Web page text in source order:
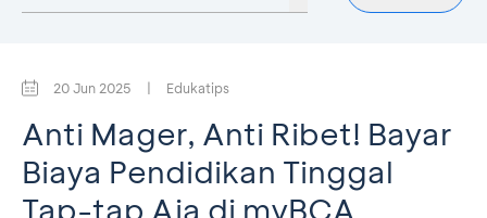
20 Jun 2025 | Edukatips
Anti Mager, Anti Ribet! Bayar
Biaya Pendidikan Tinggal
Tap-tap Aja di myBCA